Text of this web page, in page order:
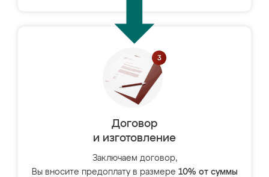
Договор
и изготовление
Заключаем договор,
Вы вносите предоплату в размере 10% от суммы